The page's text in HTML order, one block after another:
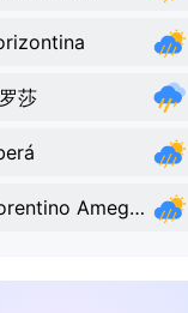
莎
Florentino Ameghino